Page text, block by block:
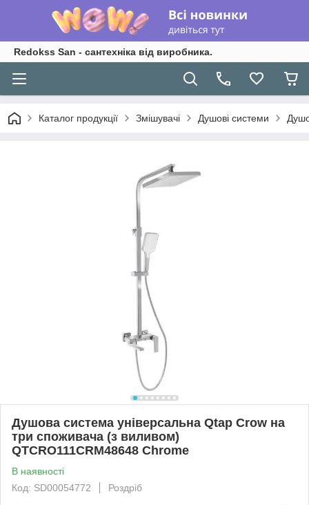
Redokss San - сантехніка від виробника.
Каталог продукції Змішувачі Душові системи
Душова система універсальна Qtap Crow на
три споживача (з виливом)
QTCRO111CRM48648 Chrome
В наявності
Код: SD00054772
Роздріб